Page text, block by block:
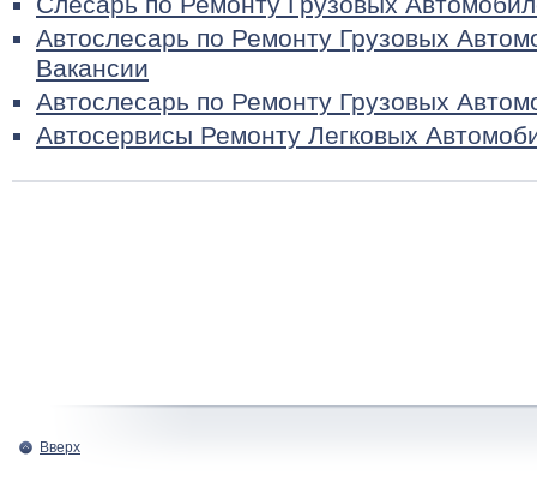
Автослесарь по Ремонту Грузовых
Вакансии
Автослесарь по Ремонту Грузовых
Автосервисы Ремонту Легковых
Вверх